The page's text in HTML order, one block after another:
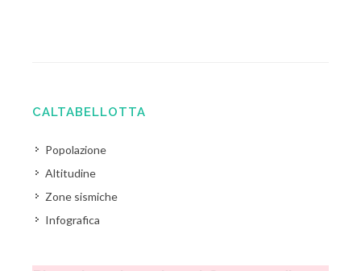
CALTABELLOTTA
Popolazione
Altitudine
Zone sismiche
Infografica